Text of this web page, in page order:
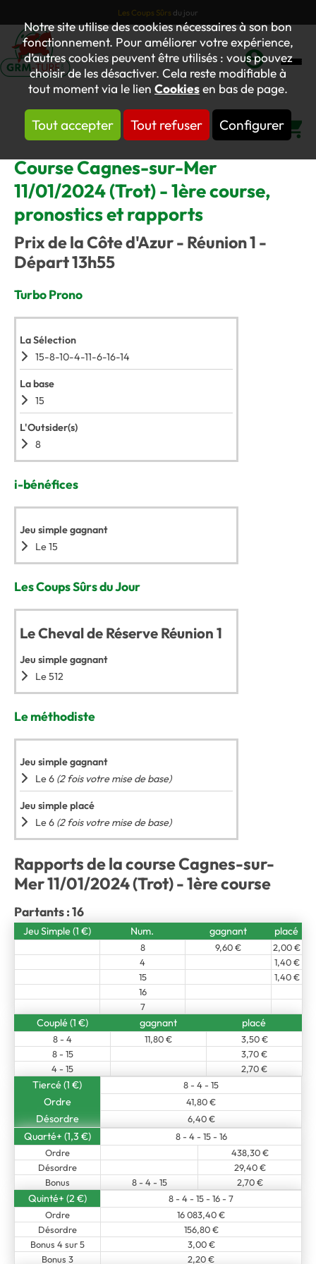
Notre site utilise des cookies nécessaires à son bon
fonctionnement. Pour améliorer votre expérience,
d’autres cookies peuvent être utilisés : vous pouvez
choisir de les désactiver. Cela reste modifiable à
tout moment via le lien Cookiesen bas de page.
Tout accepter Tout refuser Configurer
Les Coups Sûrs du jour
Mon
compte
Course Cagnes-sur-Mer
11/01/2024 (Trot) - 1ère course,
pronostics et rapports
Prix de la Côte d'Azur - Réunion 1 -
Départ 13h55
Turbo Prono
La Sélection
15-8-10-4-11-6-16-14
La base
15
L'Outsider(s)
8
i-bénéfices
Jeu simple gagnant
Le 15
Les Coups Sûrs du Jour
Le Cheval de Réserve Réunion 1
Jeu simple gagnant
Le 512
Le méthodiste
Jeu simple gagnant
Le 6 (2 fois votre mise de base)
Jeu simple placé
Le 6 (2 fois votre mise de base)
Rapports de la course Cagnes-sur-
Mer 11/01/2024 (Trot) - 1ère course
Partants : 16
Jeu Simple (1 €) Num. gagnant placé
8 9,60 €
2,00 €
4
1,40 €
15
1,40 €
16
7
Couplé (1 €) gagnant placé
8 - 4 11,80 €
3,50 €
8 - 15
3,70 €
4 - 15
2,70 €
Tiercé (1 €) 8 - 4 - 15
Ordre 41,80 €
Désordre 6,40 €
Quarté+ (1,3 €)
8 - 4 - 15 - 16
Ordre
438,30 €
Désordre
29,40 €
Bonus
8 - 4 - 15 2,70 €
Quinté+ (2 €)
8 - 4 - 15 - 16 - 7
Ordre
16 083,40 €
Désordre
156,80 €
Bonus 4 sur 5
3,00 €
Bonus 3
2,20 €